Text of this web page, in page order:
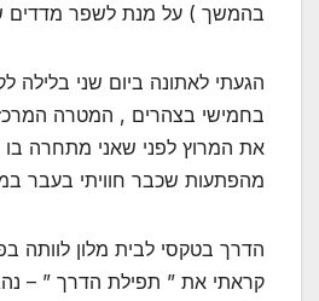
בהמשך ) על מנת לשפר מדדים
הגעתי לאתונה ביום שני בלילה
בחמישי בצהרים , המטרה
את המרוץ לפני שאני מתחרה בו
מהפתעות שכבר חוויתי בעבר
הדרך בטקסי לבית מלון לוותה
קראתי את ” תפילת הדרך ” –